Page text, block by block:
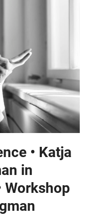
• Katja
in
Workshop